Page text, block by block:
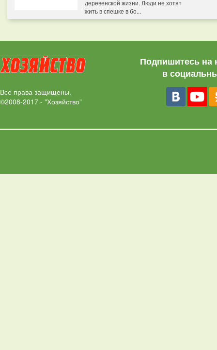
деревенской жизни. Люди не хотят
жить в спешке в бо...
Все права защищены.
©2008-2017 - "Хозяйство"
Подпишитесь на
в